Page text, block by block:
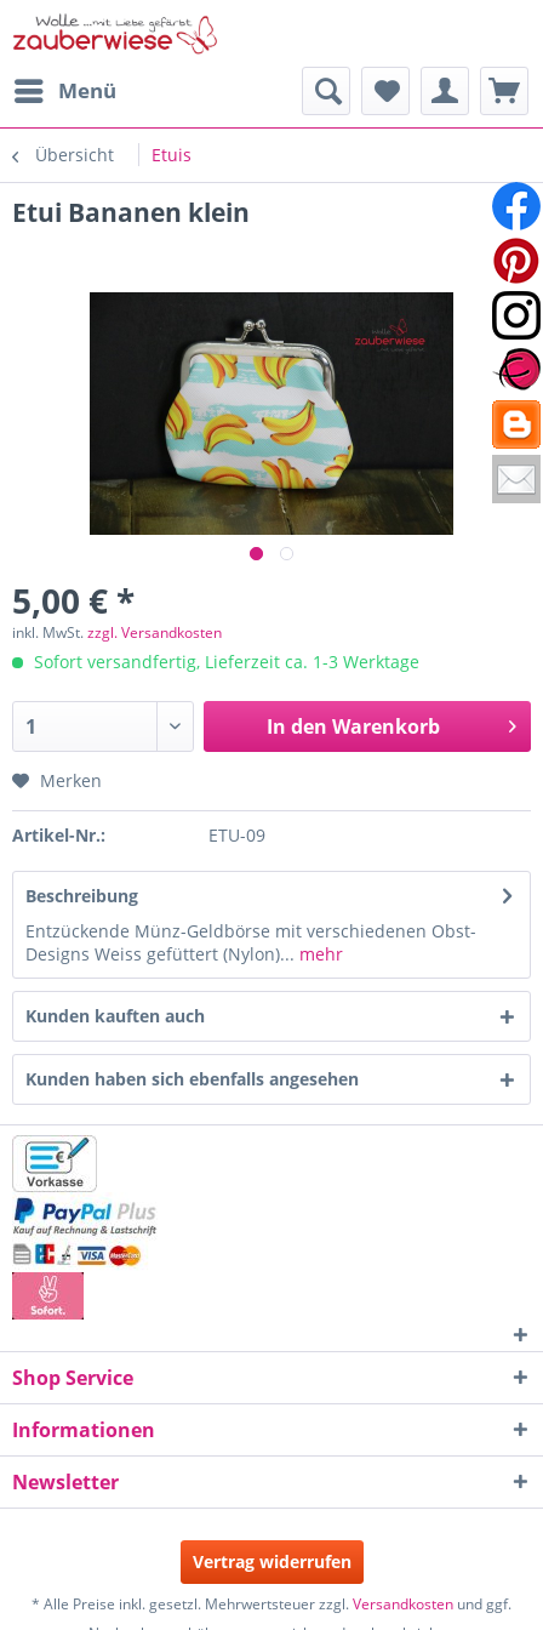
Menü
Übersicht Etuis
Etui Bananen klein
5,00 € *
inkl. MwSt.zzgl. Versandkosten
Sofort versandfertig, Lieferzeit ca. 1-3 Werktage
In den Warenkorb
Merken
Artikel-Nr.: ETU-09
Beschreibung
Entzückende Münz-Geldbörse mit verschiedenen Obst-
Designs Weiss gefüttert (Nylon)... mehr
Kunden kauften auch
Kunden haben sich ebenfalls angesehen
Shop Service
Informationen
Newsletter
Vertrag widerrufen
* Alle Preise inkl. gesetzl. Mehrwertsteuer zzgl.Versandkosten und ggf.